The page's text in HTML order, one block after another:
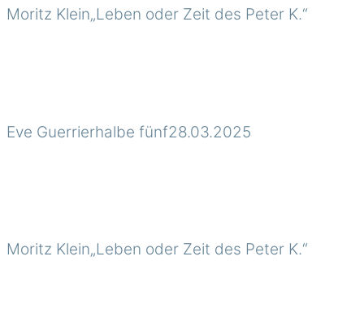
Moritz Klein„Leben oder Zeit des Peter K.“
Eve Guerrierhalbe fünf28.03.2025
Moritz Klein„Leben oder Zeit des Peter K.“